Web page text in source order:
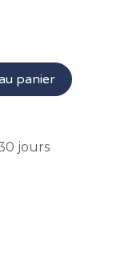
panier
jours